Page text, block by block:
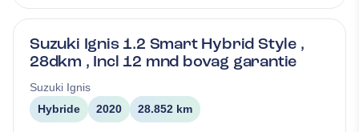
Suzuki Ignis 1.2 Smart Hybrid Style ,
28dkm , Incl 12 mnd bovag garantie
Suzuki Ignis
Hybride
2020 28.852 km